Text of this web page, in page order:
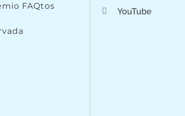
FAQtos
YouTube